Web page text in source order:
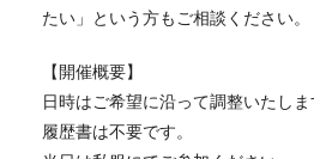
たい」という方もご相談ください。
【開催概要】
日時はご希望に沿って調整いたしま
履歴書は不要です。